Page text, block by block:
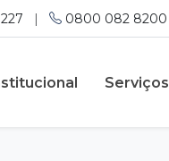
| 0800 082 8200
Serviços